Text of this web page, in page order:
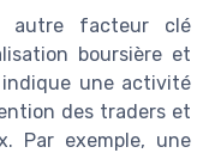
autre facteur clé
boursière et
une activité
des traders et
Par exemple, une